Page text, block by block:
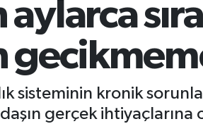
aylarca
sisteminin kronik
gerçek